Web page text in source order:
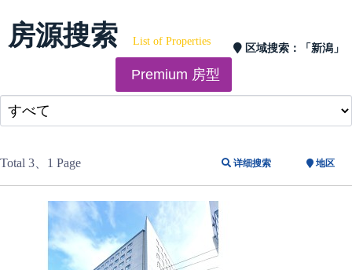
房源搜索 List of Properties
区域搜索： 「新潟」
Premium 房型
Total 3、1 Page 详细搜索 地区